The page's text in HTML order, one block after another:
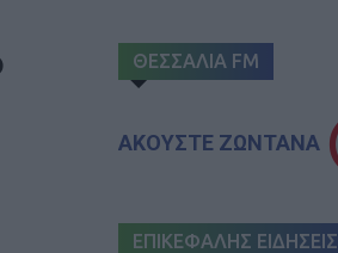
ΘΕΣΣΑΛΙΑ FM
ΑΚΟΥΣΤΕ ΖΩΝΤΑΝΑ
ΕΠΙΚΕΦΑΛΗΣ ΕΙΔΗΣΕΙΣ